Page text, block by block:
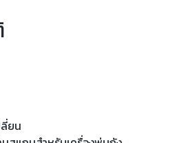
ยน